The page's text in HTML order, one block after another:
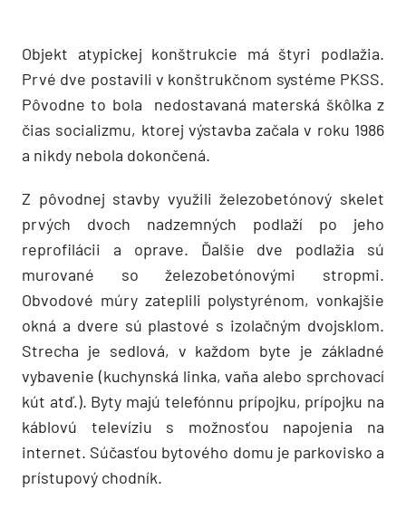
Objekt atypickej konštrukcie má štyri podlažia.
Prvé dve postavili v konštrukčnom systéme PKSS.
Pôvodne to bola nedostavaná materská škôlka z
čias socializmu, ktorej výstavba začala v roku 1986
a nikdy nebola dokončená.
Z pôvodnej stavby využili železobetónový skelet
prvých dvoch nadzemných podlaží po jeho
reprofilácii a oprave. Ďalšie dve podlažia sú
murované so železobetónovými stropmi.
Obvodové múry zateplili polystyrénom, vonkajšie
okná a dvere sú plastové s izolačným dvojsklom.
Strecha je sedlová, v každom byte je základné
vybavenie (kuchynská linka, vaňa alebo sprchovací
kút atď.). Byty majú telefónnu prípojku, prípojku na
káblovú televíziu s možnosťou napojenia na
internet. Súčasťou bytového domu je parkovisko a
prístupový chodník.